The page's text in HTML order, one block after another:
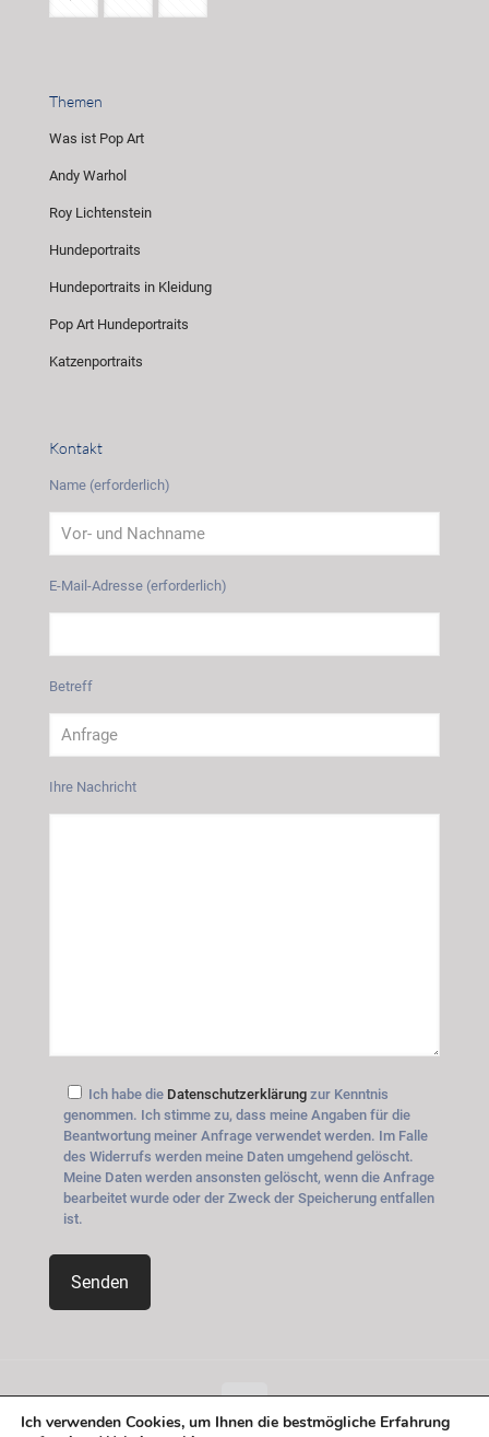
Themen
Was ist Pop Art
Andy Warhol
Roy Lichtenstein
Hundeportraits
Hundeportraits in Kleidung
Pop Art Hundeportraits
Katzenportraits
Kontakt
Name (erforderlich)
E-Mail-Adresse (erforderlich)
Betreff
Ihre Nachricht
Ich habe die Datenschutzerklärung zur Kenntnis
genommen. Ich stimme zu, dass meine Angaben für die
Beantwortung meiner Anfrage verwendet werden. Im Falle
des Widerrufs werden meine Daten umgehend gelöscht.
Meine Daten werden ansonsten gelöscht, wenn die Anfrage
bearbeitet wurde oder der Zweck der Speicherung entfallen
ist.
Ich verwenden Cookies, um Ihnen die bestmögliche Erfahrung